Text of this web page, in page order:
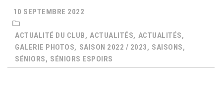
10 SEPTEMBRE 2022
ACTUALITÉ DU CLUB, ACTUALITÉS, ACTUALITÉS,
GALERIE PHOTOS, SAISON 2022 / 2023, SAISONS,
SÉNIORS, SÉNIORS ESPOIRS